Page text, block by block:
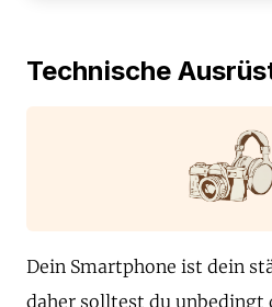
Technische
Dein Smartphone ist dein
daher solltest du unbedingt